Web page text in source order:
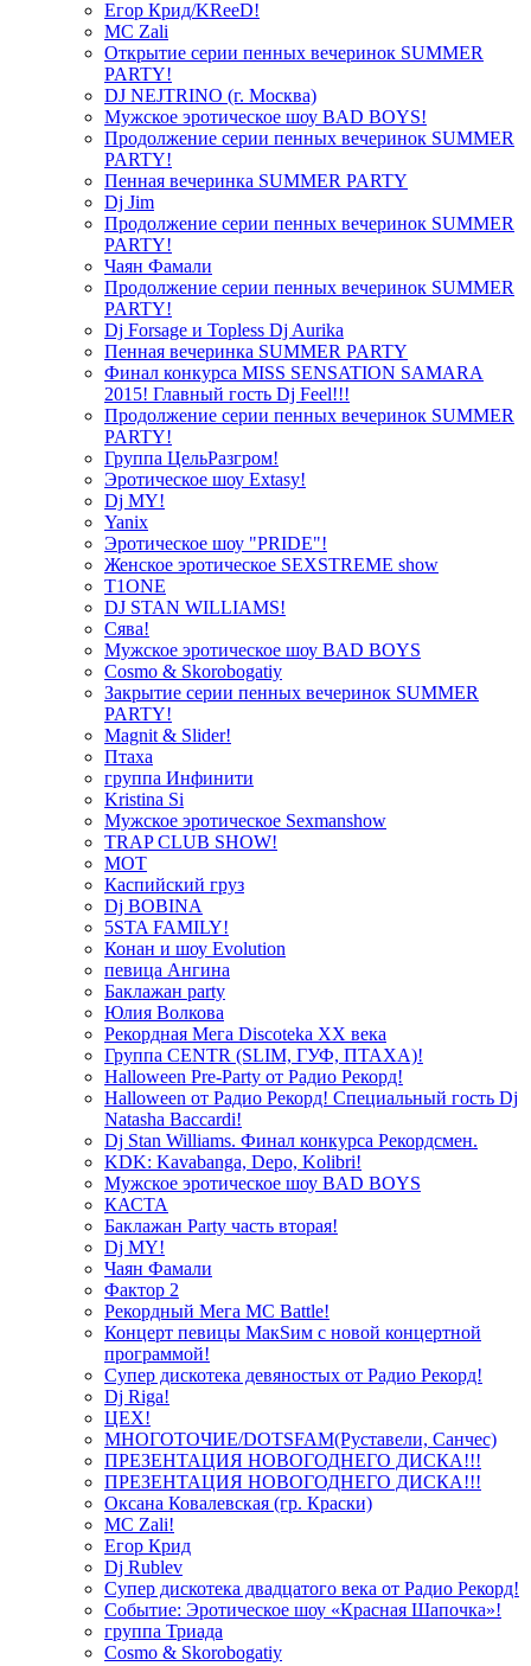
Егор Крид/KReeD!
MC Zali
Открытие серии пенных вечеринок SUMMER
PARTY!
DJ NEJTRINO (г. Москва)
Мужское эротическое шоу BAD BOYS!
Продолжение серии пенных вечеринок SUMMER
PARTY!
Пенная вечеринка SUMMER PARTY
Dj Jim
Продолжение серии пенных вечеринок SUMMER
PARTY!
Чаян Фамали
Продолжение серии пенных вечеринок SUMMER
PARTY!
Dj Forsage и Topless Dj Aurika
Пенная вечеринка SUMMER PARTY
Финал конкурса MISS SENSATION SAMARA
2015! Главный гость Dj Feel!!!
Продолжение серии пенных вечеринок SUMMER
PARTY!
Группа ЦельРазгром!
Эротическое шоу Extasy!
Dj MY!
Yanix
Эротическое шоу "PRIDE"!
Женское эротическое SEXSTREME show
T1ONE
DJ STAN WILLIAMS!
Сява!
Мужское эротическое шоу BAD BOYS
Cosmo & Skorobogatiy
Закрытие серии пенных вечеринок SUMMER
PARTY!
Magnit & Slider!
Птаха
группа Инфинити
Kristina Si
Мужское эротическое Sexmanshow
TRAP CLUB SHOW!
МОТ
Каспийский груз
Dj BOBINA
5STA FAMILY!
Конан и шоу Evolution
певица Ангина
Баклажан party
Юлия Волкова
Рекордная Мега Discoteka XX века
Группа CENTR (SLIM, ГУФ, ПТАХА)!
Halloween Pre-Party от Радио Рекорд!
Halloween от Радио Рекорд! Специальный гость Dj
Natasha Baccardi!
Dj Stan Williams. Финал конкурса Рекордсмен.
KDK: Kavabanga, Depo, Kolibri!
Мужское эротическое шоу BAD BOYS
КАСТА
Баклажан Party часть вторая!
Dj MY!
Чаян Фамали
Фактор 2
Рекордный Мега МС Battle!
Концерт певицы МакSим с новой концертной
программой!
Супер дискотека девяностых от Радио Рекорд!
Dj Riga!
ЦЕХ!
МНОГОТОЧИЕ/DOTSFAM(Руставели, Санчес)
ПРЕЗЕНТАЦИЯ НОВОГОДНЕГО ДИСКА!!!
ПРЕЗЕНТАЦИЯ НОВОГОДНЕГО ДИСКА!!!
Оксана Ковалевская (гр. Краски)
MC Zali!
Егор Крид
Dj Rublev
Супер дискотека двадцатого века от Радио Рекорд!
Событие: Эротическое шоу «Красная Шапочка»!
группа Триада
Cosmo & Skorobogatiy